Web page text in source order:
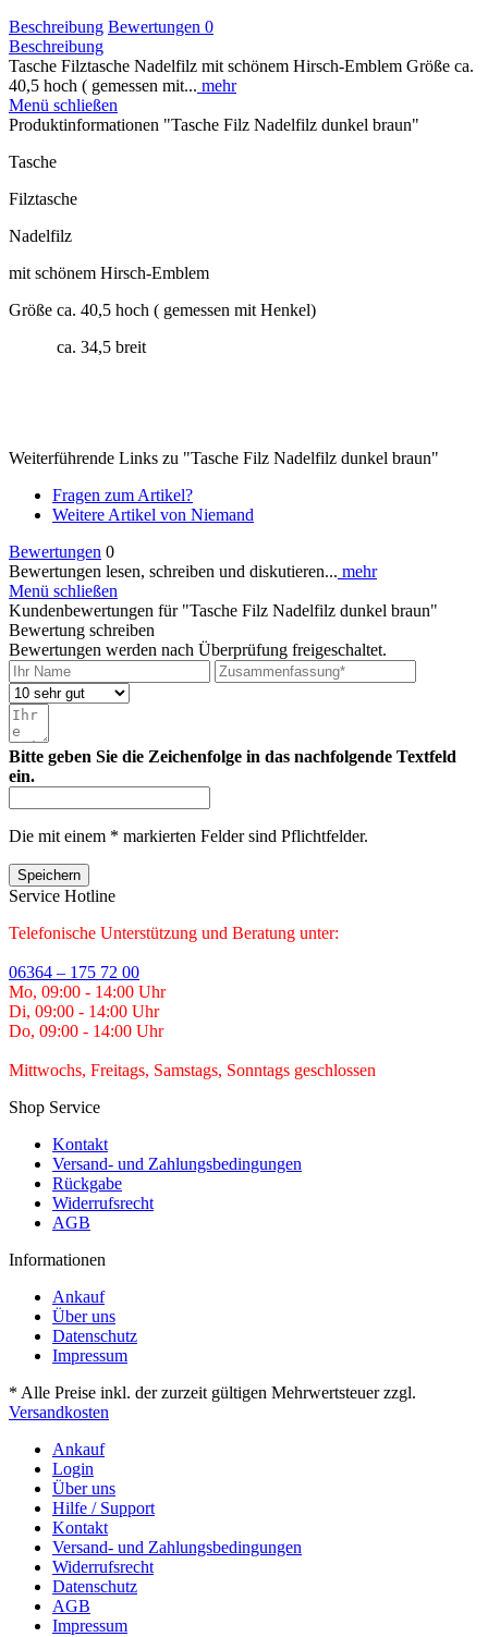
Beschreibung Bewertungen 0
Beschreibung
Tasche Filztasche Nadelfilz mit schönem Hirsch-Emblem Größe ca.
40,5 hoch ( gemessen mit... mehr
Menü schließen
Produktinformationen "Tasche Filz Nadelfilz dunkel braun"
Tasche
Filztasche
Nadelfilz
mit schönem Hirsch-Emblem
Größe ca. 40,5 hoch ( gemessen mit Henkel)
ca. 34,5 breit
Weiterführende Links zu "Tasche Filz Nadelfilz dunkel braun"
Fragen zum Artikel?
Weitere Artikel von Niemand
Bewertungen 0
Bewertungen lesen, schreiben und diskutieren... mehr
Menü schließen
Kundenbewertungen für "Tasche Filz Nadelfilz dunkel braun"
Bewertung schreiben
Bewertungen werden nach Überprüfung freigeschaltet.
Bitte geben Sie die Zeichenfolge in das nachfolgende Textfeld
ein.
Die mit einem * markierten Felder sind Pflichtfelder.
Speichern
Service Hotline
Telefonische Unterstützung und Beratung unter:
06364 – 175 72 00
Mo, 09:00 - 14:00 Uhr
Di, 09:00 - 14:00 Uhr
Do, 09:00 - 14:00 Uhr
Mittwochs, Freitags, Samstags, Sonntags geschlossen
Shop Service
Kontakt
Versand- und Zahlungsbedingungen
Rückgabe
Widerrufsrecht
AGB
Informationen
Ankauf
Über uns
Datenschutz
Impressum
* Alle Preise inkl. der zurzeit gültigen Mehrwertsteuer zzgl.
Versandkosten
Ankauf
Login
Über uns
Hilfe / Support
Kontakt
Versand- und Zahlungsbedingungen
Widerrufsrecht
Datenschutz
AGB
Impressum